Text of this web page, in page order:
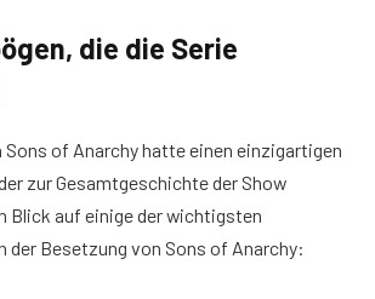
die die Serie
Sons of Anarchy hatte einen einzigartigen
zur Gesamtgeschichte der Show
Blick auf einige der wichtigsten
der Besetzung von Sons of Anarchy: